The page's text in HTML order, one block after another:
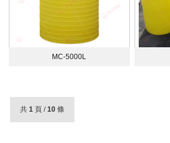
MC-5000L
共 1 頁 /10 條